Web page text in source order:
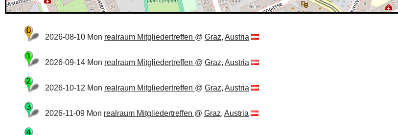
2026-08-10 Mon realraum Mitgliedertreffen @ Graz, Austria
2026-09-14 Mon realraum Mitgliedertreffen @ Graz, Austria
2026-10-12 Mon realraum Mitgliedertreffen @ Graz, Austria
2026-11-09 Mon realraum Mitgliedertreffen @ Graz, Austria